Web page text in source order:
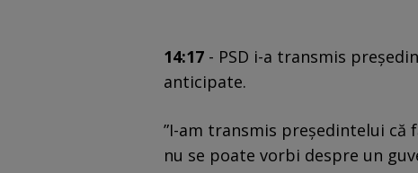
14:17 - PSD i-a transmis
anticipate.
”I-am transmis președintelui
nu se poate vorbi despre un